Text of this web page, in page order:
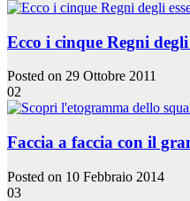
Ecco i cinque Regni
Posted on 29 Ottobre 2011
02
Faccia a faccia con il
Posted on 10 Febbraio 2014
03